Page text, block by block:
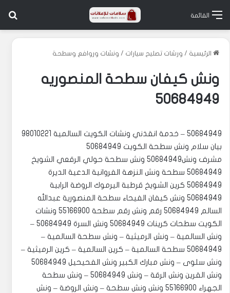
القائمة
الرئيسية / ورشات تصليح سيارات / ونشات وروافع وسطحة
ونش كيفان سطحة المنصوريه
50684949
50684949 – خدمة انقذني ونشات الكويت السالمية 98010221
بيان سلام ونش سطحة الكويت 50684949
مشرف ونش50684949 ‏‎ونش سطحة حولي الرقعي الشويخ
50684949 ‏‎سطحة ونش النزهة الفروانية الدعية الديرة
50684949 ‏‎كرين الشويخ قرطبة اليرموك الروضة الرابية
50684949 ‏‎ونش كيفان الفيحاء سطحة المنصورية عبدالله
السالم 50684949 رقم ونش رقم سطحة 55166900 ‏‎ونشات
الكويت سطحات كرينات 50684949 ‏‎ونش السرة 50684949 –
ونش السالمية – ونش الرميثية – ونش سطحة السالمية –
50684949 سطحة السالمية – كرين السالمية – كرين الرميثية –
ونش سلوى – ونش مبارك الكبير ونش الفحيحيل 50684949
ونش القرين ونش الرقة – ونش 50684949 – ونش سطحة
الجهراء 55166900 ونش ونش سطحة – ونش الروضة – ونش